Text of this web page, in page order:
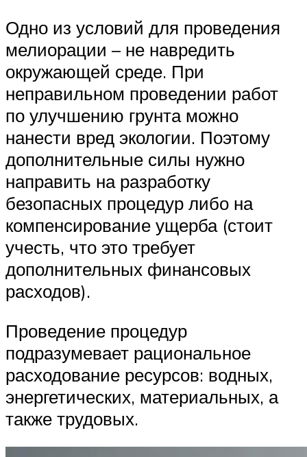
Одно из условий для проведения
мелиорации – не навредить
окружающей среде. При
неправильном проведении работ
по улучшению грунта можно
нанести вред экологии. Поэтому
дополнительные силы нужно
направить на разработку
безопасных процедур либо на
компенсирование ущерба (стоит
учесть, что это требует
дополнительных финансовых
расходов).
Проведение процедур
подразумевает рациональное
расходование ресурсов: водных,
энергетических, материальных, а
также трудовых.